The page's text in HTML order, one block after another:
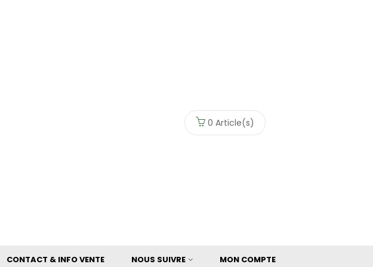
0 Article(s)
CONTACT & INFO VENTE NOUS SUIVRE MON COMPTE